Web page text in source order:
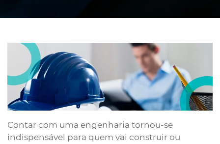
Contar com uma engenharia tornou-se
indispensável para quem vai construir ou